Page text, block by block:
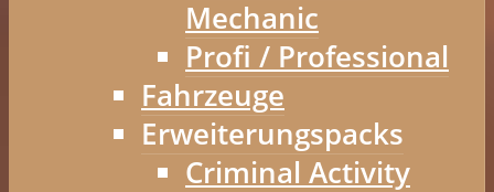
Mechanic
Profi / Professional
Fahrzeuge
Erweiterungspacks
Criminal Activity